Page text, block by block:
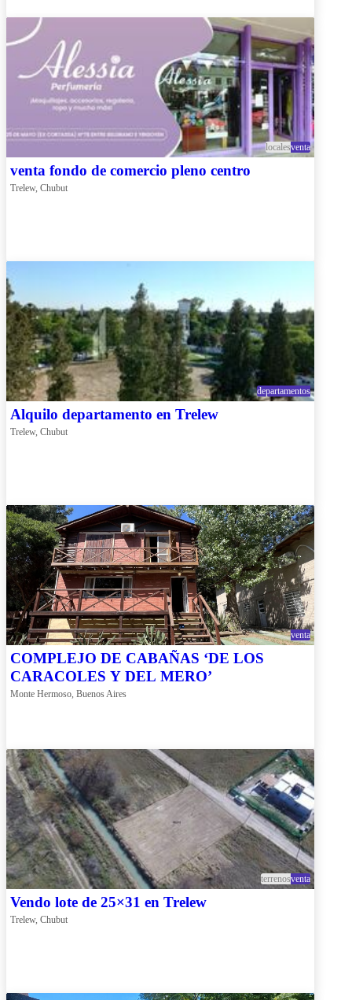
localesventa
venta fondo de comercio pleno centro
Trelew, Chubut
departamentos
Alquilo departamento en Trelew
Trelew, Chubut
venta
COMPLEJO DE CABAÑAS ‘DE LOS
CARACOLES Y DEL MERO’
Monte Hermoso, Buenos Aires
terrenosventa
Vendo lote de 25×31 en Trelew
Trelew, Chubut